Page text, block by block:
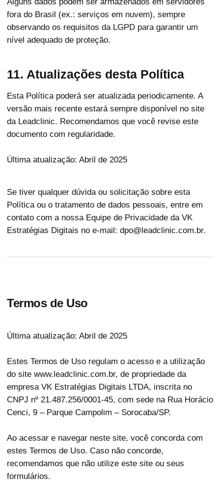
fora do Brasil (ex.: serviços em nuvem), sempre
observando os requisitos da LGPD para garantir um
nível adequado de proteção.
11. Atualizações desta Política
Esta Política poderá ser atualizada periodicamente. A
versão mais recente estará sempre disponível no site
da Leadclinic. Recomendamos que você revise este
documento com regularidade.
Última atualização: Abril de 2025
Se tiver qualquer dúvida ou solicitação sobre esta
Política ou o tratamento de dados pessoais, entre em
contato com a nossa Equipe de Privacidade da VK
Estratégias Digitais no e-mail: dpo@leadclinic.com.br.
Termos de Uso
Última atualização: Abril de 2025
Estes Termos de Uso regulam o acesso e a utilização
do site www.leadclinic.com.br, de propriedade da
empresa VK Estratégias Digitais LTDA, inscrita no
CNPJ nº 21.487.256/0001-45, com sede na Rua Horácio
Cenci, 9 – Parque Campolim – Sorocaba/SP.
Ao acessar e navegar neste site, você concorda com
estes Termos de Uso. Caso não concorde,
recomendamos que não utilize este site ou seus
formulários.